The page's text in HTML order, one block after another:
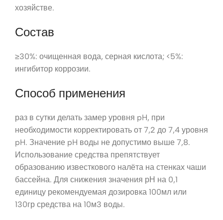
хозяйстве.
Состав
≥30%: очищенная вода, серная кислота; <5%:
ингибитор коррозии.
Способ применения
раз в сутки делать замер уровня pH, при
необходимости корректировать от 7,2 до 7,4 уровня
pH. Значение pH воды не допустимо выше 7,8.
Использование средства препятствует
образованию известкового налёта на стенках чаши
бассейна. Для снижения значения рН на 0,1
единицу рекомендуемая дозировка 100мл или
130гр средства на 10м3 воды.